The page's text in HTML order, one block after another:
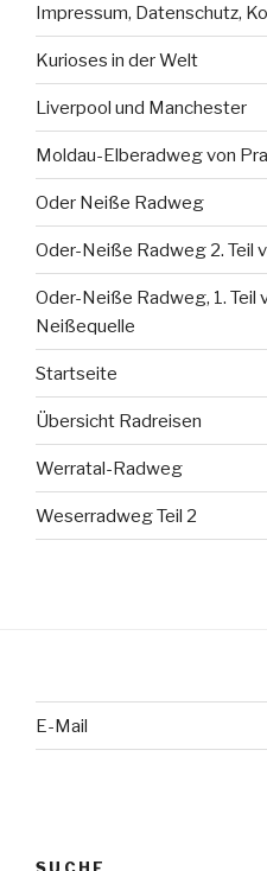
Impressum, Datenschutz,
Kurioses in der Welt
Liverpool und Manchester
Moldau-Elberadweg von
Oder Neiße Radweg
Oder-Neiße Radweg 2. Teil
Oder-Neiße Radweg, 1. Teil
Neißequelle
Startseite
Übersicht Radreisen
Werratal-Radweg
Weserradweg Teil 2
E-Mail